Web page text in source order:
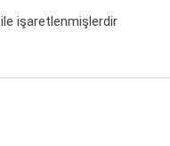
ile işaretlenmişlerdir